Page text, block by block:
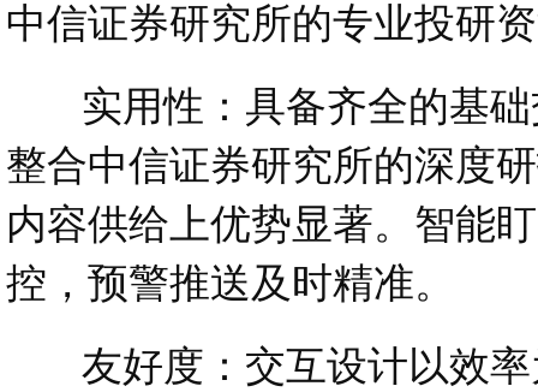
中信证券研究所的专业投研
实用性：具备齐全的基础
整合中信证券研究所的深度
内容供给上优势显著。智能
控，预警推送及时精准。
友好度：交互设计以效率